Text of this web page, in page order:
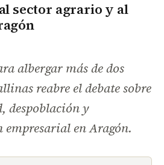
sector agrario y al
albergar más de dos
reabre el debate sobre
despoblación y
empresarial en Aragón.